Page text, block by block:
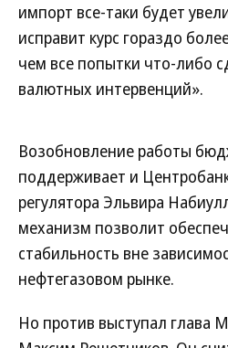
импорт все-таки будет
исправит курс гораздо
чем все попытки что-либо
валютных интервенций».
Возобновление работы
поддерживает и
регулятора Эльвира
механизм позволит
стабильность вне
нефтегазовом рынке.
Но против выступал глава